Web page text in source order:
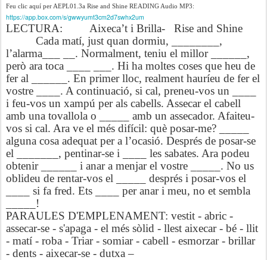
Feu clic aquí per AEPL01.3a Rise and Shine READING Audio MP3:
https://app.box.com/s/gwwyumt3cm2d7swhx2um
LECTURA: Aixeca’t i Brilla-
Rise and Shine
Cada matí, just quan dormiu, ________,
l’alarma___ __. Normalment, teniu el millor ______,
però ara toca ____ ___. Hi ha moltes coses que heu de
fer al ______. En primer lloc, realment hauríeu de fer el
vostre ____. A continuació, si cal, preneu-vos un ____
i feu-vos un xampú per als cabells. Assecar el cabell
amb una tovallola o _____ amb un assecador. Afaiteu-
vos si cal. Ara ve el més difícil: què posar-me? _____
alguna cosa adequat per a l’ocasió. Després de posar-se
el _______, pentinar-se i ____ les sabates. Ara podeu
obtenir ______ i anar a menjar el vostre _____. No us
oblideu de rentar-vos el _____ després i posar-vos el
____ si fa fred. Ets ____ per anar i meu, no et sembla
_____!
PARAULES D'EMPLENAMENT: vestit - abric -
assecar-se - s'apaga - el més sòlid - llest aixecar - bé - llit
- matí - roba - Triar - somiar - cabell - esmorzar - brillar
- dents - aixecar-se - dutxa –